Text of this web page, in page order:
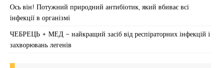
Ось він! Потужний природний антибіотик, який вбиває всі
інфекції в організмі
ЧЕБРЕЦЬ + МЕД – найкращий засіб від респіраторних інфекцій і
захворювань легенів